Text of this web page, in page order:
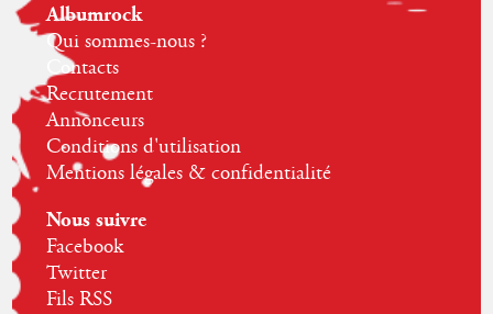
Albumrock
Qui sommes-nous ?
Contacts
Recrutement
Annonceurs
Conditions d'utilisation
Mentions légales & confidentialité
Nous suivre
Facebook
Twitter
Fils RSS